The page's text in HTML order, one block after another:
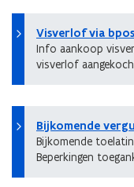
Visverlof via
Info aankoop
visverlof
Bijkomende
Bijkomende
Beperkingen